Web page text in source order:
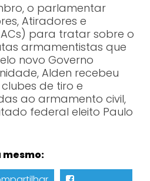
o parlamentar
Atiradores e
para tratar sobre o
armamentistas que
novo Governo
Alden recebeu
de tiro e
ao armamento civil,
federal eleito Paulo